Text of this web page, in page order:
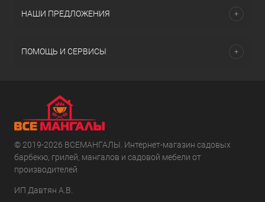
НАШИ ПРЕДЛОЖЕНИЯ
ПОМОЩЬ И СЕРВИСЫ
© 2019-2026 ВСЕМАНГАЛЫ. Интернет-магазин садовых
барбекю, грилей, мангалов и садовой мебели от
производителей
ИП Давтян А.В.